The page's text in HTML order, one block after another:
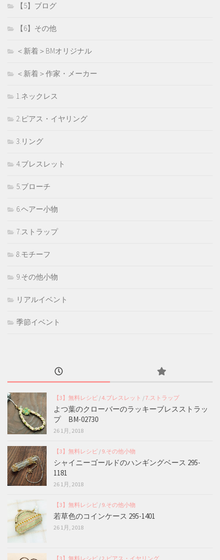
【5】ブログ
【6】その他
＜新着＞BMオリジナル
＜新着＞作家・メーカー
1.ネックレス
2.ピアス・イヤリング
3.リング
4.ブレスレット
5.ブローチ
6.ヘアー小物
7.ストラップ
8.モチーフ
9.その他小物
リアルイベント
季節イベント
【3】無料レシピ /4.ブレスレット /7.ストラップ
よつ葉のクローバーのラッキーブレスストラッ
プ BM-02730
26 1月, 2018
【3】無料レシピ / 9.その他小物
シャイニーゴールドのハンギングベース 295-
1181
26 1月, 2018
【3】無料レシピ / 9.その他小物
若草色のコインケース 295-1401
26 1月, 2018
【3】無料レシピ /2.ピアス・イヤリング